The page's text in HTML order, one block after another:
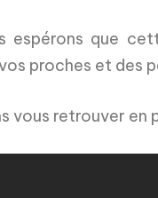
espérons que
proches et des
vous retrouver